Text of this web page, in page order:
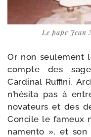
Le pape
Or non seule­ment
compte des
Cardinal Ruffini,
n’hésita pas à
nova­teurs et des
Concile le fameux
na­men­to », et son